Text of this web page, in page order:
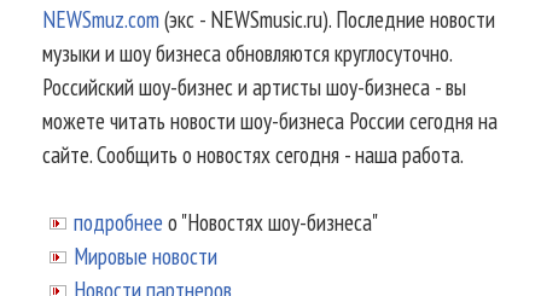
NEWSmuz.com(экс - NEWSmusic.ru). Последние новости
музыки и шоу бизнеса обновляются круглосуточно.
Российский шоу-бизнес и артисты шоу-бизнеса - вы
можете читать новости шоу-бизнеса России сегодня на
сайте. Сообщить о новостях сегодня - наша работа.
подробнее о "Новостях шоу-бизнеса"
Мировые новости
Новости партнеров